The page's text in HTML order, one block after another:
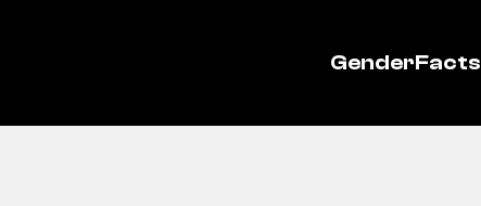
GenderFacts